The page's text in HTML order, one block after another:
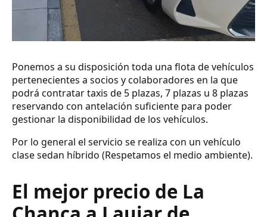
Ponemos a su disposición toda una flota de vehículos
pertenecientes a socios y colaboradores en la que
podrá contratar taxis de 5 plazas, 7 plazas u 8 plazas
reservando con antelación suficiente para poder
gestionar la disponibilidad de los vehículos.
Por lo general el servicio se realiza con un vehículo
clase sedan híbrido (Respetamos el medio ambiente).
El mejor precio de La